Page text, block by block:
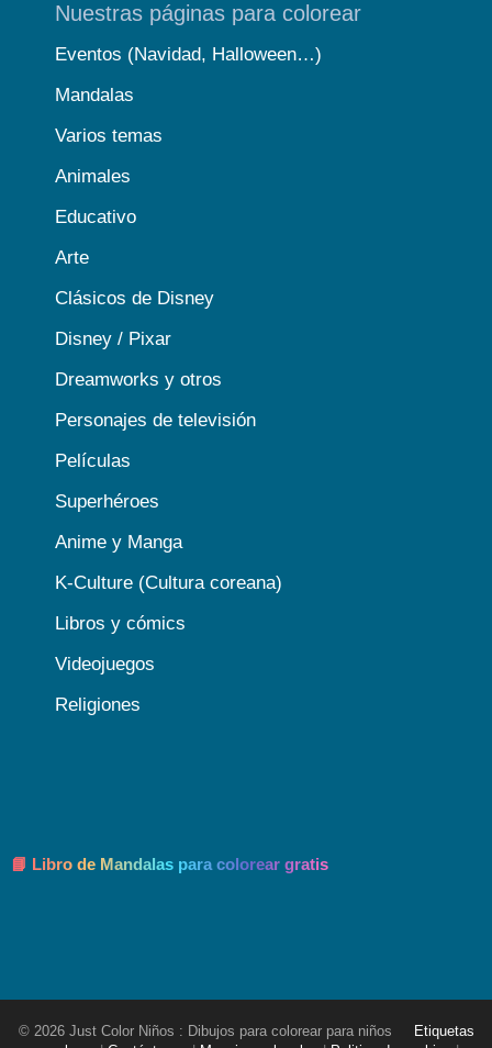
Nuestras páginas para colorear
Eventos (Navidad, Halloween…)
Mandalas
Varios temas
Animales
Educativo
Arte
Clásicos de Disney
Disney / Pixar
Dreamworks y otros
Personajes de televisión
Películas
Superhéroes
Anime y Manga
K-Culture (Cultura coreana)
Libros y cómics
Videojuegos
Religiones
📘 Libro de Mandalas para colorear gratis
© 2026 Just Color Niños : Dibujos para colorear para niños
Etiquetas